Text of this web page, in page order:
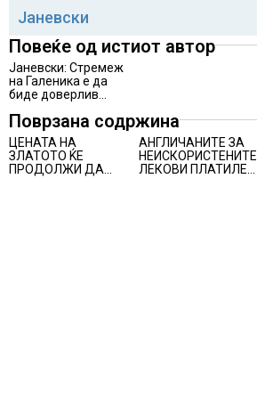
Јаневски
Повеќе од истиот автор
Јаневски: Стремеж
на Галеника е да
биде доверлив
заедницата
Поврзана содржина
ЦЕНАТА НА
ЗЛАТОТО ЌЕ
ПРОДОЛЖИ ДА
АНГЛИЧАНИТЕ ЗА
НЕИСКОРИСТЕНИТЕ
ЛЕКОВИ ПЛАТИЛЕ